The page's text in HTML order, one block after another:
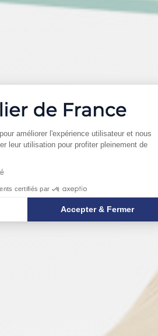
du
améliorer l'expérience utilisateur et nous
leur utilisation pour profiter pleinement de
certifiés par
Accepter & Fermer
consent